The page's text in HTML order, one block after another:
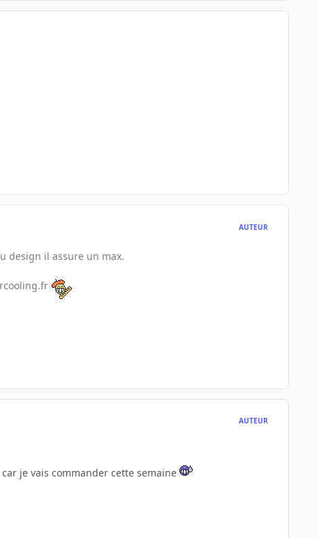
AUTEUR
design il assure un max.
AUTEUR
je vais commander cette semaine